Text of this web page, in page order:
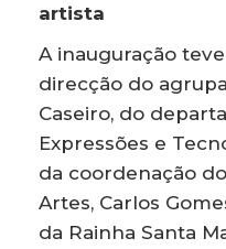
artista
A inauguração
direcção do
Caseiro, do
Expressões e
da coordenação
Artes, Carlos
da Rainha Santa